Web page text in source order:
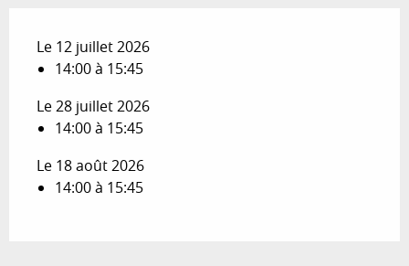
Le 12 juillet 2026
14:00 à 15:45
Le 28 juillet 2026
14:00 à 15:45
Le 18 août 2026
14:00 à 15:45